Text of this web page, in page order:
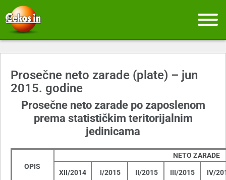
Prosečne neto zarade (plate) – jun
2015. godine
Prosečne neto zarade po zaposlenom
prema statističkim teritorijalnim
jedinicama
OPIS
NETO ZARADE
XII/2014 I/2015 II/2015 III/2015 IV/